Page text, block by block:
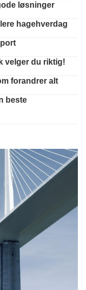
løsninger
hagehverdag
velger du riktig!
forandrer alt
beste